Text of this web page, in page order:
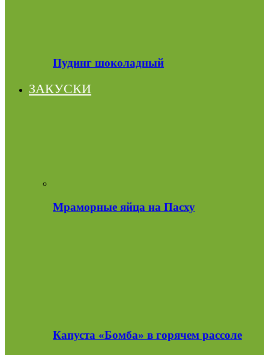
Пудинг шоколадный
ЗАКУСКИ
Мраморные яйца на Пасху
Капуста «Бомба» в горячем рассоле